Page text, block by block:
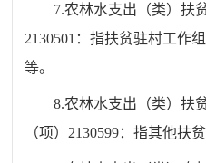
7.农林水支出（类）扶
2130501 ：指扶贫驻村工作
等。
8.农林水支出（类）扶
（项） 2130599：指其他扶